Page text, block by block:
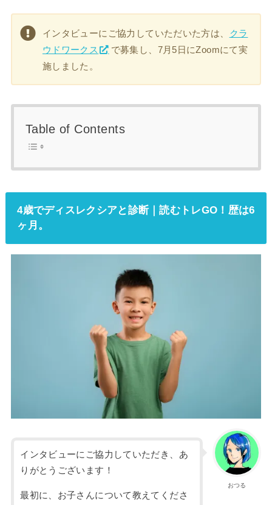
インタビューにご協力していただいた方は、
クラ
ウドワークス
で募集し、7月5日にZoomにて実
施しました。
Table of Contents
4歳でディスレクシアと診断｜読むトレGO！歴は6
ヶ月。
おつる
インタビューにご協力していただき、あ
りがとうございます！
最初に、お子さんについて教えてくださ